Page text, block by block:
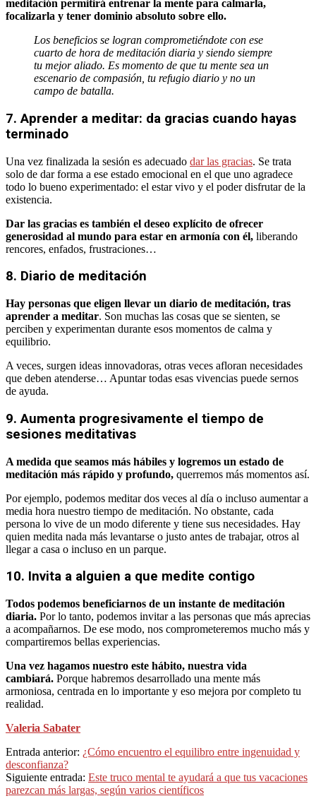
meditación permitirá entrenar la mente para calmarla,
focalizarla y tener dominio absoluto sobre ello.
Los beneficios se logran comprometiéndote con ese
cuarto de hora de meditación diaria y siendo siempre
tu mejor aliado. Es momento de que tu mente sea un
escenario de compasión, tu refugio diario y no un
campo de batalla.
7. Aprender a meditar: da gracias cuando hayas
terminado
Una vez finalizada la sesión es adecuado dar las gracias. Se trata
solo de dar forma a ese estado emocional en el que uno agradece
todo lo bueno experimentado: el estar vivo y el poder disfrutar de la
existencia.
Dar las gracias es también el deseo explícito de ofrecer
generosidad al mundo para estar en armonía con él, liberando
rencores, enfados, frustraciones…
8. Diario de meditación
Hay personas que eligen llevar un diario de meditación, tras
aprender a meditar. Son muchas las cosas que se sienten, se
perciben y experimentan durante esos momentos de calma y
equilibrio.
A veces, surgen ideas innovadoras, otras veces afloran necesidades
que deben atenderse… Apuntar todas esas vivencias puede sernos
de ayuda.
9. Aumenta progresivamente el tiempo de
sesiones meditativas
A medida que seamos más hábiles y logremos un estado de
meditación más rápido y profundo, querremos más momentos así.
Por ejemplo, podemos meditar dos veces al día o incluso aumentar a
media hora nuestro tiempo de meditación. No obstante, cada
persona lo vive de un modo diferente y tiene sus necesidades. Hay
quien medita nada más levantarse o justo antes de trabajar, otros al
llegar a casa o incluso en un parque.
10. Invita a alguien a que medite contigo
Todos podemos beneficiarnos de un instante de meditación
diaria. Por lo tanto, podemos invitar a las personas que más aprecias
a acompañarnos. De ese modo, nos comprometeremos mucho más y
compartiremos bellas experiencias.
Una vez hagamos nuestro este hábito, nuestra vida
cambiará. Porque habremos desarrollado una mente más
armoniosa, centrada en lo importante y eso mejora por completo tu
realidad.
Valeria Sabater
2021-
07-
25
Entrada anterior: ¿Cómo encuentro el equilibro entre ingenuidad y
desconfianza?
Siguiente entrada: Este truco mental te ayudará a que tus vacaciones
parezcan más largas, según varios científicos